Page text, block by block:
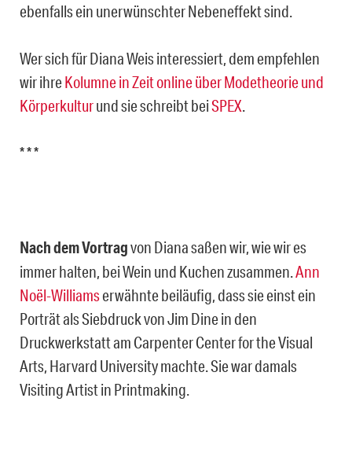
ebenfalls ein unerwünschter Nebeneffekt sind.
Wer sich für Diana Weis interessiert, dem empfehlen
wir ihreKolumne in Zeit online über Modetheorie und
Körperkulturund sie schreibt beiSPEX
* * *
Nach dem Vortragvon Diana saßen wir, wie wir es
immer halten, bei Wein und Kuchen zusammen. Ann
Noël-Williamserwähnte beiläufig, dass sie einst ein
Porträt als Siebdruck von Jim Dine in den
Druckwerkstatt am Carpenter Center for the Visual
Arts, Harvard University machte. Sie war damals
Visiting Artist in Printmaking.